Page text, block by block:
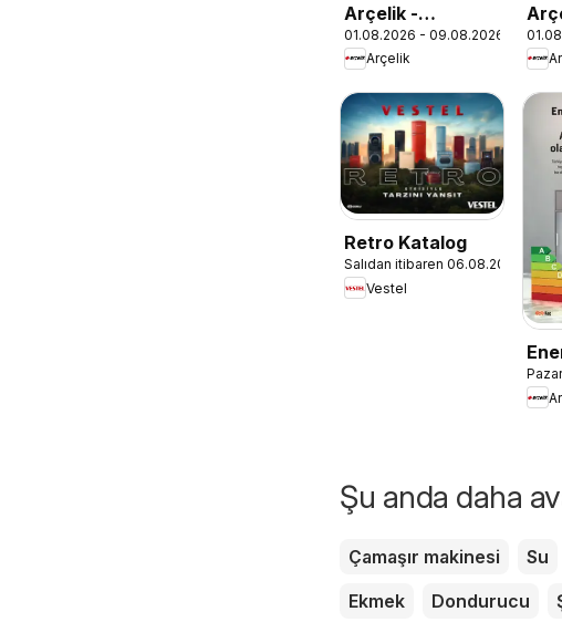
Arçelik -
Ankastre
Kataloğu
01.08.2026 - 09.08.2026
Arçelik
Retro Katalog
Salıdan itibaren 06.08.2024
Vestel
Şu anda daha
Çamaşır makinesi Su
Ekmek
Dondurucu